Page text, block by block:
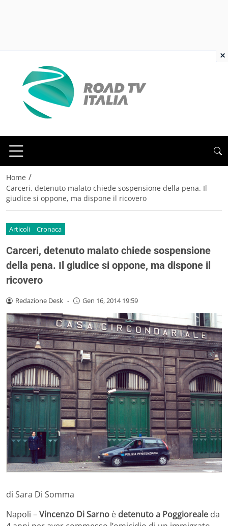
Home /
Carceri, detenuto malato chiede sospensione della pena. Il
giudice si oppone, ma dispone il ricovero
Articoli Cronaca
Carceri, detenuto malato chiede sospensione
della pena. Il giudice si oppone, ma dispone il
ricovero
Redazione Desk - Gen 16, 2014 19:59
di Sara Di Somma
Napoli –Vincenzo Di Sarno è detenutoa Poggioreale da
×